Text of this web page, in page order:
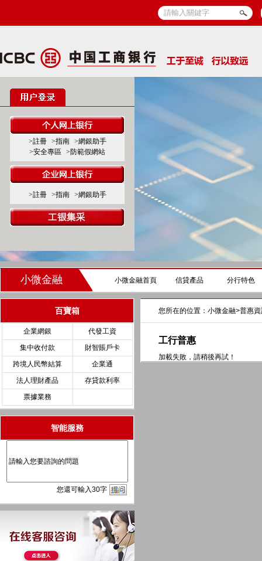
>註冊 >指南
>網銀助手
>安全專區
>防範假網站
>註冊 >指南 >網銀助手
小微金融 小微金融首頁 信貸產品 分行特色
百寶箱
企業網銀
代發工資
集中收付款
財智賬戶卡
跨境人民幣結算
企業通
法人理財產品
存貸款利率
票據業務
智能服務
您還可輸入30字
您所在的位置： 小微金融>普惠
工行普惠
加載失敗，請稍後再試！